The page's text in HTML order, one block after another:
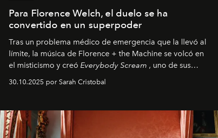
Para Florence Welch, el duelo se ha
convertido en un superpoder
Tras un problema médico de emergencia que la llevó al
límite, la música de Florence + the Machine se volcó en
el misticismo y creó Everybody Scream , uno de sus
álbumes más profundos hasta la fecha.
30.10.2025 por Sarah Cristobal